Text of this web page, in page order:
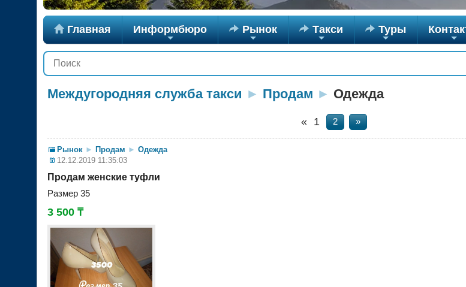
 Главная
+
Информбюро
+
 Рынок
+
 Такси
+
 Туры
+
Междугородняя служба такси ► Продам ► Одежда
« 1 2 »
Рынок ► Продам ► Одежда
12.12.2019 11:35:03
Продам женские туфли
Размер 35
3 500 ₸